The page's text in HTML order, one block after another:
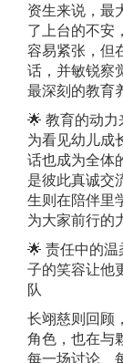
资生来说，最
了上台的不安
容易紧张，但
话，并敏锐察
最深刻的教育
🌟 教育的动
为看见幼儿成
话也成为全体
是彼此真诚交
生则在陪伴里
为大家前行的
🌟 责任中的
子的笑容让他
队
长翊慈则回顾
角色，也在与
每一场讨论、